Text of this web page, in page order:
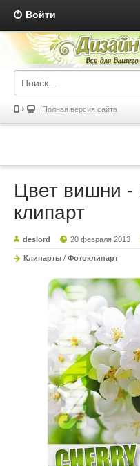
Войти
Полная версия сайта
Цвет вишни -
клипарт
deslord 20 февраля 2013
Клипарты / Фотоклипарт